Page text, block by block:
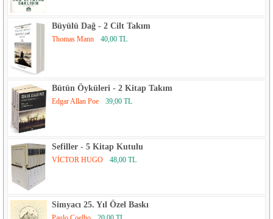
Büyülü Dağ - 2 Cilt Takım
Thomas Mann 40,00 TL
Bütün Öyküleri - 2 Kitap Takım
Edgar Allan Poe 39,00 TL
Sefiller - 5 Kitap Kutulu
VİCTOR HUGO 48,00 TL
Simyacı 25. Yıl Özel Baskı